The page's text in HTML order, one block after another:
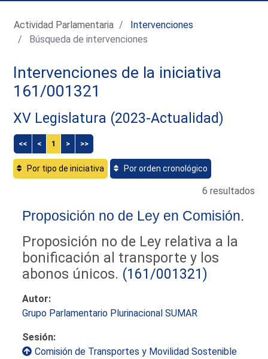
Actividad Parlamentaria
Intervenciones
Búsqueda de intervenciones
Intervenciones de la iniciativa
161/001321
XV Legislatura (2023-Actualidad)
<< < 1 > >>
Por tipo de iniciativa Por orden cronológico
6 resultados
Proposición no de Ley en Comisión.
Proposición no de Ley relativa a la
bonificación al transporte y los
abonos únicos. (161/001321)
Autor:
Grupo Parlamentario Plurinacional SUMAR
Sesión:
Comisión de Transportes y Movilidad Sostenible